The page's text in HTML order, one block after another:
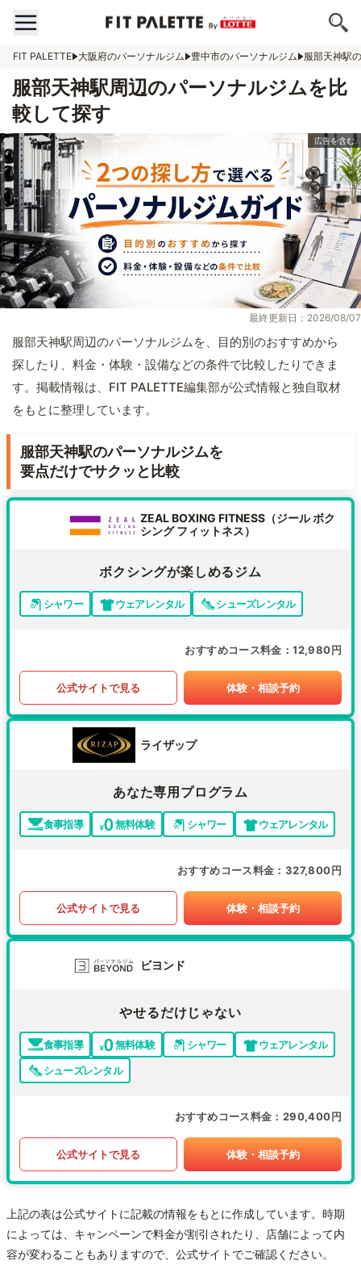
FIT PALETTE 大阪府のパーソナルジム 豊中市のパーソナルジム 服部天神駅
服部天神駅周辺のパーソナルジムを比
較して探す
最終更新日：2026/08/07
服部天神駅周辺のパーソナルジムを、目的別のおすすめから
探したり、料金・体験・設備などの条件で比較したりできま
す。掲載情報は、FIT PALETTE編集部が公式情報と独自取材
をもとに整理しています。
服部天神駅のパーソナルジムを
要点だけでサクッと比較
ZEAL BOXING FITNESS（ジール ボク
シング フィットネス）
ボクシングが楽しめるジム
シャワー ウェアレンタル シューズレンタル
おすすめコース料金 12,980円
公式サイトで見る 体験・相談予約
ライザップ
あなた専用プログラム
食事指導 無料体験 シャワー ウェアレンタル
おすすめコース料金 327,800円
公式サイトで見る 体験・相談予約
ビヨンド
やせるだけじゃない
食事指導 無料体験 シャワー
ウェアレンタル
シューズレンタル
おすすめコース料金 290,400円
公式サイトで見る 体験・相談予約
上記の表は公式サイトに記載の情報をもとに作成しています。時期
によっては、キャンペーンで料金が割引されたり、店舗によって内
容が変わることもありますので、公式サイトでご確認ください。